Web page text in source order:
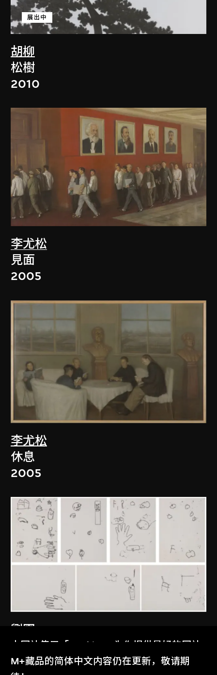
胡柳
展出中
松樹
2010
李尤松
見面
2005
李尤松
休息
2005
劉軍
盲人與圖畫- 原畫
2007
本网站使用「Cookies」为你提供最好的网站
体验。
M+藏品的简体中文内容仍在更新，敬请期